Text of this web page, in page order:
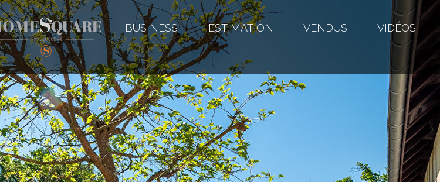
BUSINESS ESTIMATION VENDUS VIDÉOS